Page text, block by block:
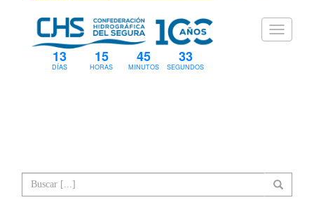
13
DÍAS
15
HORAS
45
MINUTOS
33
SEGUNDOS